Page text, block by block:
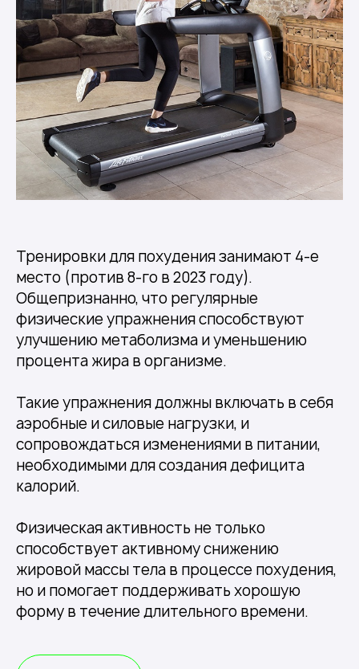
Тренировки для похудения занимают 4-е
место (против 8-го в 2023 году).
Общепризнанно, что регулярные
физические упражнения способствуют
улучшению метаболизма и уменьшению
процента жира в организме.
Такие упражнения должны включать в себя
аэробные и силовые нагрузки, и
сопровождаться изменениями в питании,
необходимыми для создания дефицита
калорий.
Физическая активность не только
способствует активному снижению
жировой массы тела в процессе похудения,
но и помогает поддерживать хорошую
форму в течение длительного времени.